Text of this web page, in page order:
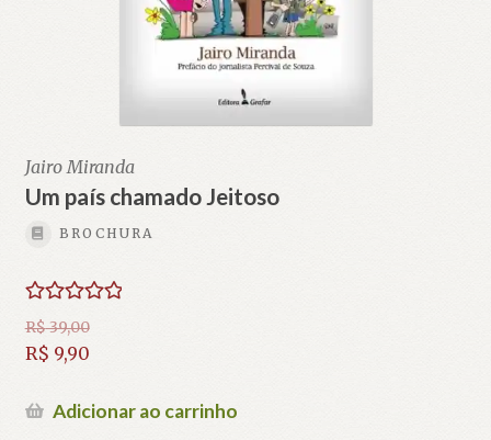
Jairo Miranda
Um país chamado Jeitoso
BROCHURA
Avaliação
5.00de 5
R$39,00
O
original
R$ 9,90
preçoAdicionar ao carrinho